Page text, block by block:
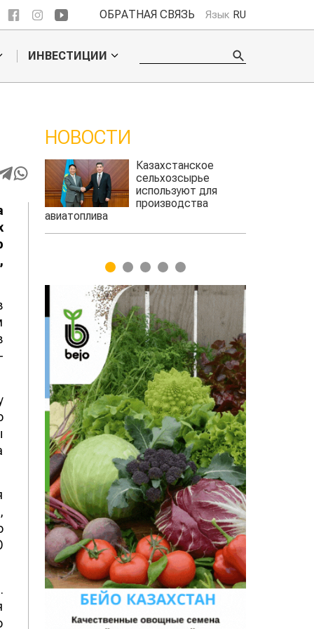
ОБРАТНАЯ СВЯЗЬ Язык RU
ИНВЕСТИЦИИ
НОВОСТИ
Казахстанское
сельхозсырье
используют для
производства
1 2 3 4 5